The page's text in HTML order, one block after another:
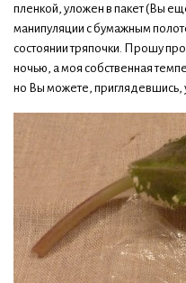
пленкой, уложен в пакет (Вы
манипуляции с бумажным
состоянии тряпочки. Прошу
ночью, а моя собственная
но Вы можете, приглядевшись,